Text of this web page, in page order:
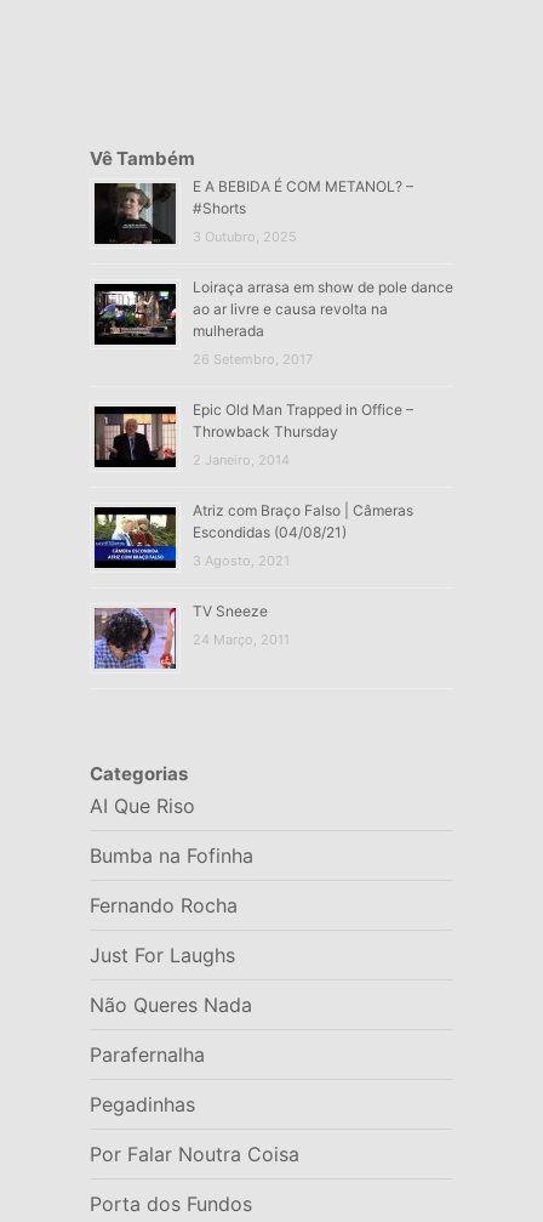
Vê Também
E A BEBIDA É COM METANOL? –
#Shorts
3 Outubro, 2025
Loiraça arrasa em show de pole dance
ao ar livre e causa revolta na
mulherada
26 Setembro, 2017
Epic Old Man Trapped in Office –
Throwback Thursday
2 Janeiro, 2014
Atriz com Braço Falso | Câmeras
Escondidas (04/08/21)
3 Agosto, 2021
TV Sneeze
24 Março, 2011
Categorias
AI Que Riso
Bumba na Fofinha
Fernando Rocha
Just For Laughs
Não Queres Nada
Parafernalha
Pegadinhas
Por Falar Noutra Coisa
Porta dos Fundos